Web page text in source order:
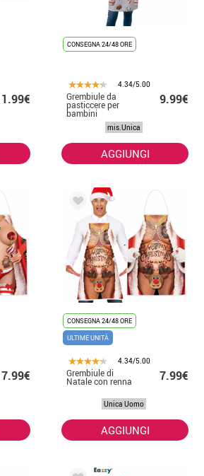
CONSEGNA 24/48 ORE
4.34/5.00
Grembiule da
pasticcere per
bambini
9.99€
mis.Unica
AGGIUNGI
7.99€
CONSEGNA 24/48 ORE
ULTIME UNITÀ
4.34/5.00
Grembiule di
Natale con renna 7.99€
Unica Uomo
AGGIUNGI